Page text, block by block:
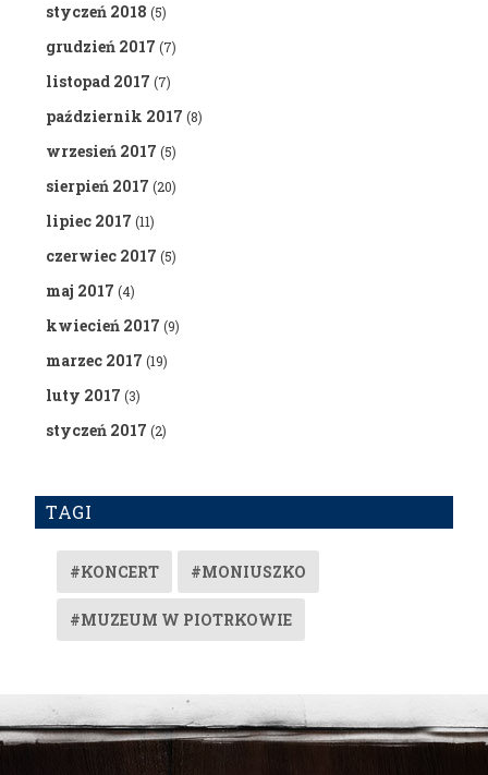
styczeń 2018 (5)
grudzień 2017 (7)
listopad 2017 (7)
październik 2017 (8)
wrzesień 2017 (5)
sierpień 2017 (20)
lipiec 2017 (11)
czerwiec 2017 (5)
maj 2017 (4)
kwiecień 2017 (9)
marzec 2017 (19)
luty 2017 (3)
styczeń 2017 (2)
TAGI
#KONCERT #MONIUSZKO
#MUZEUM W PIOTRKOWIE